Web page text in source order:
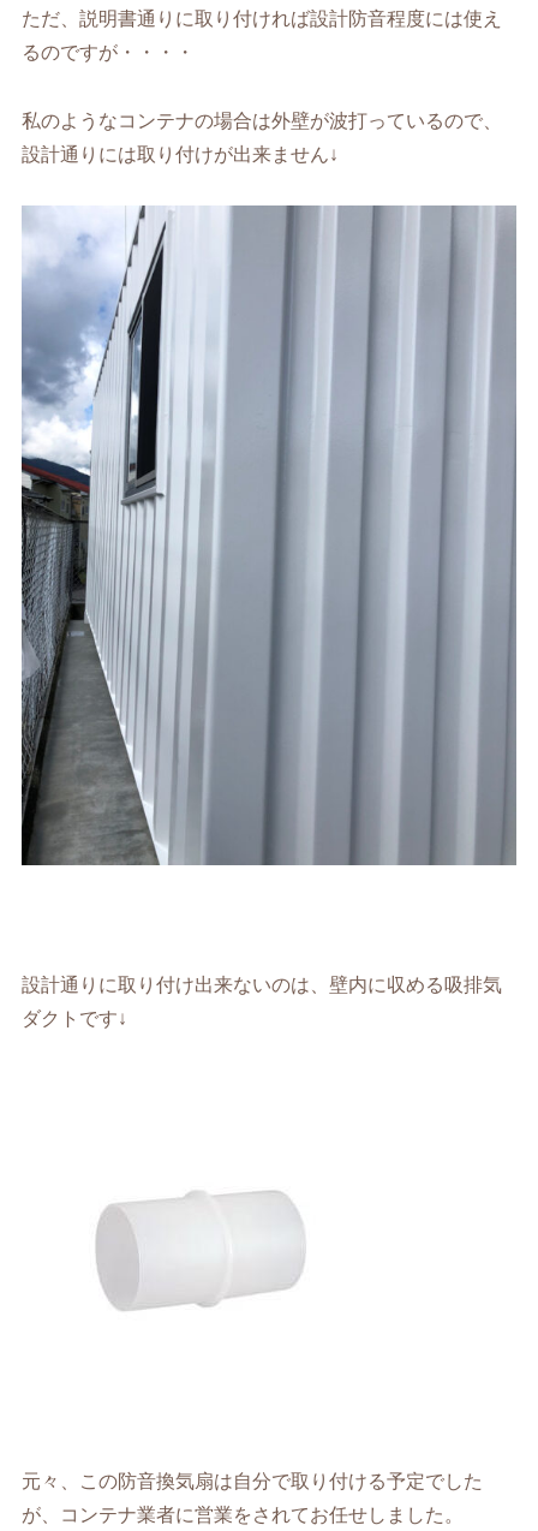
ただ、説明書通りに取り付ければ設計防音程度には使え
るのですが・・・・
私のようなコンテナの場合は外壁が波打っているので、
設計通りには取り付けが出来ません↓
設計通りに取り付け出来ないのは、壁内に収める吸排気
ダクトです↓
元々、この防音換気扇は自分で取り付ける予定でした
が、コンテナ業者に営業をされてお任せしました。